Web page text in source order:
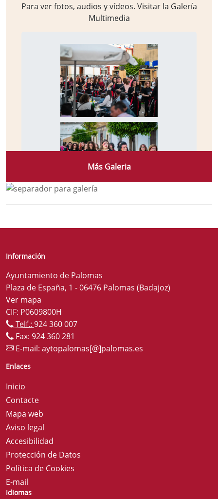
Para ver fotos, audios y vídeos. Visitar la Galería
Multimedia
Más Galeria
Información
Ayuntamiento de Palomas
Plaza de España, 1 - 06476 Palomas (Badajoz)
Ver mapa
CIF: P0609800H
Telf.: 924 360 007
Fax: 924 360 281
E-mail: aytopalomas[@]palomas.es
Enlaces
Inicio
Contacte
Mapa web
Aviso legal
Accesibilidad
Protección de Datos
Política de Cookies
E-mail
Idiomas